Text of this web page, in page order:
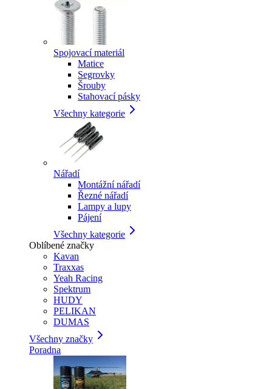
Spojovací materiál
Matice
Segrovky
Šrouby
Stahovací pásky
Všechny kategorie
Nářadí
Montážní nářadí
Řezné nářadí
Lampy a lupy
Pájení
Všechny kategorie
Oblíbené značky
Kavan
Traxxas
Yeah Racing
Spektrum
HUDY
PELIKAN
DUMAS
Všechny značky
Poradna